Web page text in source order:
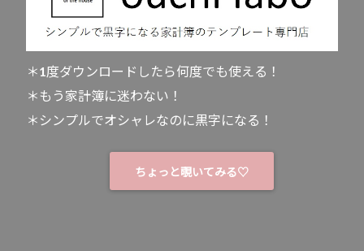
＊1度ダウンロードしたら何度でも使える！
＊もう家計簿に迷わない！
＊シンプルでオシャレなのに黒字になる！
ちょっと覗いてみる♡